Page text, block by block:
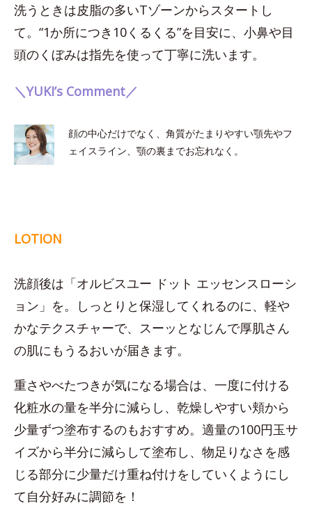
洗うときは皮脂の多いTゾーンからスタートし
て。“1か所につき10くるくる”を目安に、小鼻や目
頭のくぼみは指先を使って丁寧に洗います。
＼YUKI’s Comment／
顔の中心だけでなく、角質がたまりやすい顎先やフ
ェイスライン、顎の裏までお忘れなく。
LOTION
洗顔後は「オルビスユー ドット エッセンスローシ
ョン」を。しっとりと保湿してくれるのに、軽や
かなテクスチャーで、スーッとなじんで厚肌さん
の肌にもうるおいが届きます。
重さやべたつきが気になる場合は、一度に付ける
化粧水の量を半分に減らし、乾燥しやすい頬から
少量ずつ塗布するのもおすすめ。適量の100円玉サ
イズから半分に減らして塗布し、物足りなさを感
じる部分に少量だけ重ね付けをしていくようにし
て自分好みに調節を！